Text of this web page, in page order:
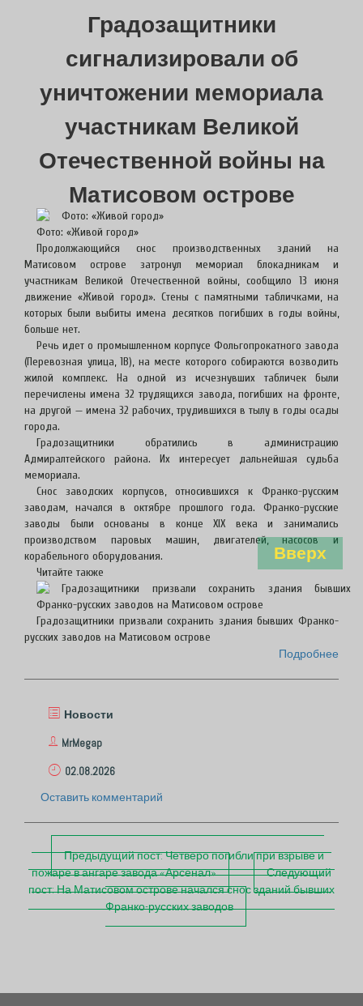
Вверх
Градозащитники
сигнализировали об
уничтожении мемориала
участникам Великой
Отечественной войны на
Матисовом острове
Фото: «Живой город»
Продолжающийся снос производственных зданий на
Матисовом острове затронул мемориал блокадникам и
участникам Великой Отечественной войны, сообщило 13 июня
движение «Живой город». Стены с памятными табличками, на
которых были выбиты имена десятков погибших в годы войны,
больше нет.
Речь идет о промышленном корпусе Фольгопрокатного завода
(Перевозная улица, 1В), на месте которого собираются возводить
жилой комплекс. На одной из исчезнувших табличек были
перечислены имена 32 трудящихся завода, погибших на фронте,
на другой — имена 32 рабочих, трудившихся в тылу в годы осады
города.
Градозащитники обратились в администрацию
Адмиралтейского района. Их интересует дальнейшая судьба
мемориала.
Снос заводских корпусов, относившихся к Франко-русским
заводам, начался в октябре прошлого года. Франко-русские
заводы были основаны в конце XIX века и занимались
производством паровых машин, двигателей, насосов и
корабельного оборудования.
Читайте также
Градозащитники призвали сохранить здания бывших Франко-
русских заводов на Матисовом острове
Подробнее
Новости
MrMegap
02.08.2026
Оставить комментарий
П
о
с
т
и
Предыдущий пост:Четверо погибли при взрыве и
пожаре в ангаре завода «Арсенал»
Следующий
пост:На Матисовом острове начался снос зданий бывших
Франко-русских заводов